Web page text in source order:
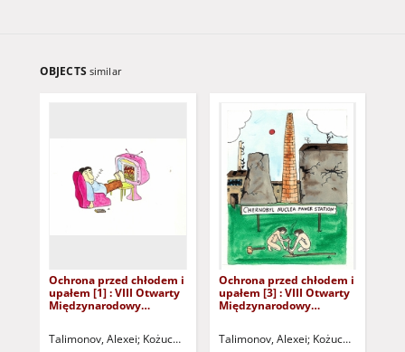
OBJECTS similar
Ochrona przed chłodem i
upałem [1] : VIII Otwarty
Międzynarodowy
Talimonov
Talimonov, Alexei Kożuchowski Ośrodek Kultury i Sportu "Zamek"
Ochrona przed chłodem i
upałem [3] : VIII Otwarty
Międzynarodowy
Talimonov
Talimonov, Alexei Kożuchowski